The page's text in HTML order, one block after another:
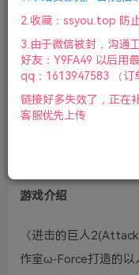
版本介绍：v2.0.5.0|容
20190710/0807/
盘.鼠标|赠多项修改器
全角色能力值140.主
含附件|2021年11月19
游戏介绍
《进击的巨人
作室ω-Force打造的以
2.收藏：ssyou.top 防
3.由于微信被封，沟通
好友：Y9FA49 以后用
qq：1613947583 （订
链接好多失效了，正在
客服优先上传